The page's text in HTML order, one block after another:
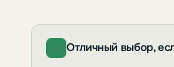
Отличный выбор,